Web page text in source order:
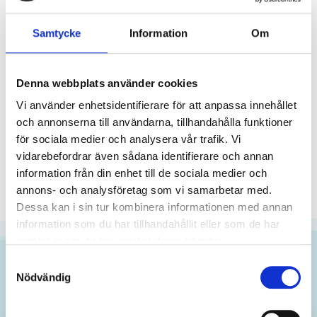
Samtycke Information Om
Denna webbplats använder cookies
Vi använder enhetsidentifierare för att anpassa innehållet
och annonserna till användarna, tillhandahålla funktioner
för sociala medier och analysera vår trafik. Vi
vidarebefordrar även sådana identifierare och annan
information från din enhet till de sociala medier och
annons- och analysföretag som vi samarbetar med.
Dessa kan i sin tur kombinera informationen med annan
information som du har tillhandahållit eller som de har
Nödvändig
Så här säger andra som gått

ERBJUDANDE
🎉 Få 10% rabatt🎉
Du kan när som helst avregistrera dig från vårt nyhetsbrev om du